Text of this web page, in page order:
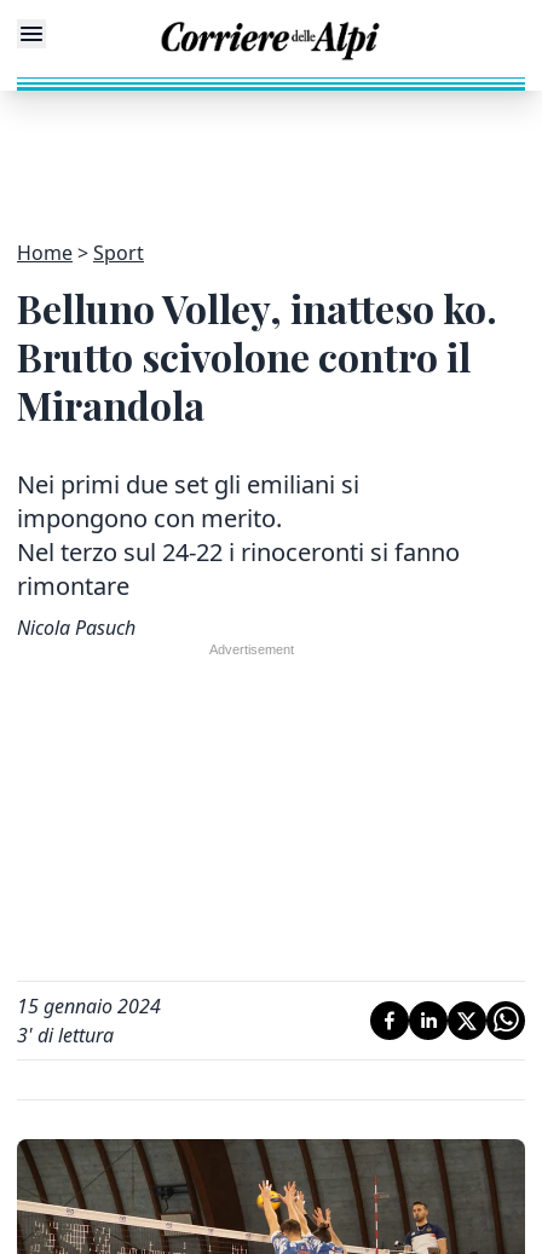
Home Sport
Belluno Volley, inatteso ko.
Brutto scivolone contro il
Mirandola
Nei primi due set gli emiliani si
impongono con merito.
Nel terzo sul 24-22 i rinoceronti si fanno
rimontare
Nicola Pasuch
15 gennaio 2024
3' di lettura